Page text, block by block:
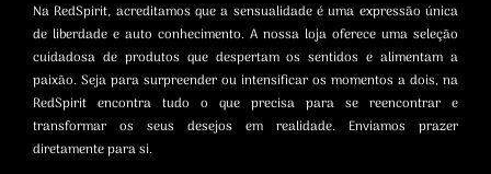
Na RedSpirit, acreditamos que a sensualidade é uma expressão única
de liberdade e auto conhecimento. A nossa loja oferece uma seleção
cuidadosa de produtos que despertam os sentidos e alimentam a
paixão. Seja para surpreender ou intensificar os momentos a dois, na
RedSpirit encontra tudo o que precisa para se reencontrar e
transformar os seus desejos em realidade. Enviamos prazer
diretamente para si.